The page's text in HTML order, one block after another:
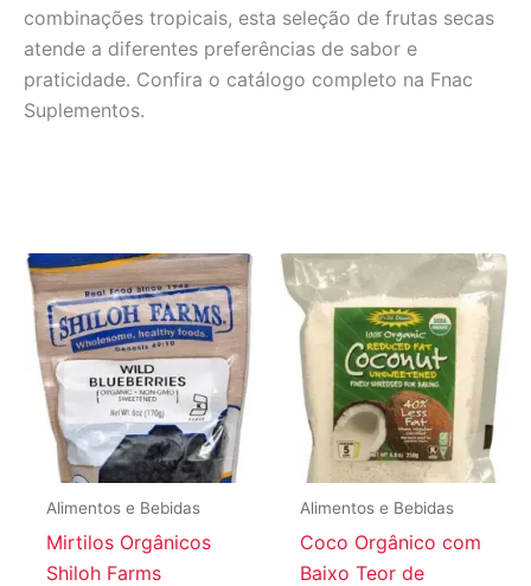
combinações tropicais, esta seleção de frutas secas
atende a diferentes preferências de sabor e
praticidade. Confira o catálogo completo na Fnac
Suplementos.
Alimentos e Bebidas
Mirtilos Orgânicos
Shiloh Farms
Alimentos e Bebidas
Coco Orgânico com
Baixo Teor de